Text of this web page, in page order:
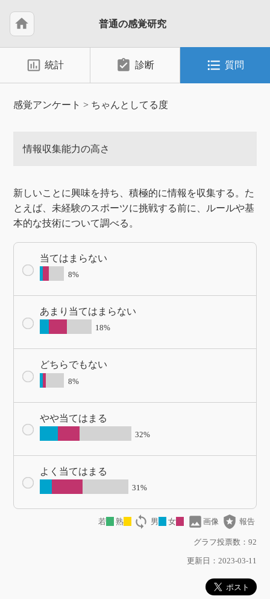
home 普通の感覚研究
insert_chart_outlined 統計 assignment_turned_in 診断 format_list_bulleted 質問
感覚アンケート > ちゃんとしてる度
情報収集能力の高さ
新しいことに興味を持ち、積極的に情報を収集する。た
とえば、未経験のスポーツに挑戦する前に、ルールや基
本的な技術について調べる。
当てはまらない
8%
あまり当てはまらない
18%
どちらでもない
8%
やや当てはまる
32%
よく当てはまる
31%
若 熟 loop 男 女 image 画像 local_police 報告
グラフ投票数：92
更新日：2023-03-11